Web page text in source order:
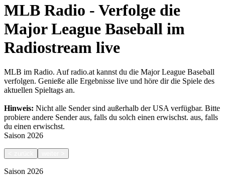
MLB Radio - Verfolge die
Major League Baseball im
Radiostream live
MLB im Radio. Auf radio.at kannst du die Major League Baseball
verfolgen. Genieße alle Ergebnisse live und höre dir die Spiele des
aktuellen Spieltags an.
Hinweis: Nicht alle Sender sind außerhalb der USA verfügbar. Bitte
probiere andere Sender aus, falls du solch einen erwischst. aus, falls
du einen erwischst.
Saison 2026
Saison 2026